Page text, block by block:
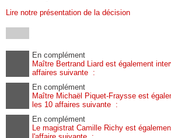
Lire notre présentation de la décision
En complément
Maître Bertrand Liard est également
affaires suivante :
En complément
Maître Michaël Piquet-Fraysse est
les 10 affaires suivante :
En complément
Le magistrat Camille Richy est